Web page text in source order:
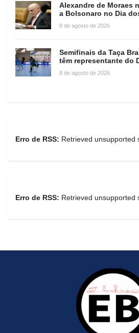
Alexandre de Moraes
a Bolsonaro no Dia
8 de agosto de 2026
Semifinais da Taça
têm representante do
8 de agosto de 2026
Erro de RSS: Retrieved unsupported
Erro de RSS: Retrieved unsupported